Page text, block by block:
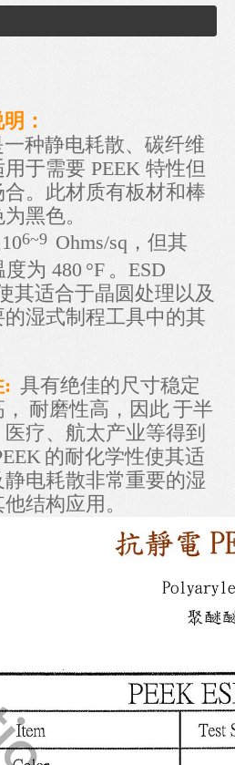
：
一种静电耗散、碳纤维
于需要 PEEK 特性但
。此材质有板材和棒
黑色。
6~9 Ohms/sq，但其
度为 480 °F 。ESD
其适合于晶圆处理以及
湿式制程工具中的其
: 具有绝佳的尺寸稳定
耐磨性高，因此于半
疗、航太产业等得到
的耐化学性使其适
电耗散非常重要的湿
结构应用。